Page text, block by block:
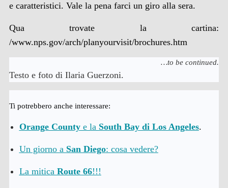
e caratteristici. Vale la pena farci un giro alla sera.
Qua trovate la cartina:
/www.nps.gov/arch/planyourvisit/brochures.htm
…to be continued.
Testo e foto di Ilaria Guerzoni.
Ti potrebbero anche interessare:
Orange Countye la South Bay di Los Angeles.
Un giorno a San Diego: cosa vedere?
La mitica Route 66!!!